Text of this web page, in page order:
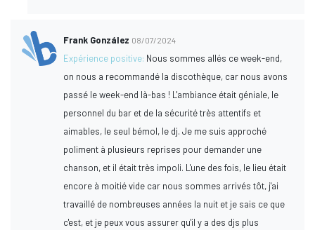
Frank González 08/07/2024
Expérience positive: Nous sommes allés ce week-end,
on nous a recommandé la discothèque, car nous avons
passé le week-end là-bas ! L'ambiance était géniale, le
personnel du bar et de la sécurité très attentifs et
aimables, le seul bémol, le dj. Je me suis approché
poliment à plusieurs reprises pour demander une
chanson, et il était très impoli. L'une des fois, le lieu était
encore à moitié vide car nous sommes arrivés tôt, j'ai
travaillé de nombreuses années la nuit et je sais ce que
c'est, et je peux vous assurer qu'il y a des djs plus